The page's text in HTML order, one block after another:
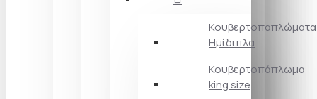
Κουβερτοπαπλώματα
Ημίδιπλα
Κουβερτοπάπλωμα
king size